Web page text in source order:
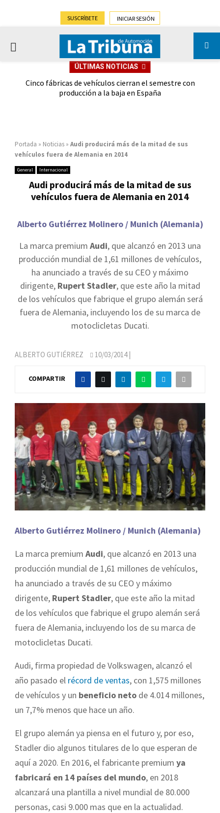
SUSCRÍBETE INICIAR SESIÓN
PRIMARY
ÚLTIMAS NOTICIAS
Cinco fábricas de vehículos cierran el semestre con
producción a la baja en España
Portada » Noticias » Audi producirá más de la mitad de sus
vehículos fuera de Alemania en 2014
General Internacional
Audi producirá más de la mitad de sus
vehículos fuera de Alemania en 2014
Alberto Gutiérrez Molinero / Munich (Alemania)
La marca premium Audi, que alcanzó en 2013 una
producción mundial de 1,61 millones de vehículos,
ha anunciado a través de su CEO y máximo
dirigente, Rupert Stadler, que este año la mitad
de los vehículos que fabrique el grupo alemán será
fuera de Alemania, incluyendo los de su marca de
motoclicletas Ducati.
ALBERTO GUTIÉRREZ 10/03/2014|
COMPARTIR
Alberto Gutiérrez Molinero / Munich (Alemania)
La marca premium Audi, que alcanzó en 2013 una
producción mundial de 1,61 millones de vehículos,
ha anunciado a través de su CEO y máximo
dirigente, Rupert Stadler, que este año la mitad
de los vehículos que fabrique el grupo alemán será
fuera de Alemania, incluyendo los de su marca de
motoclicletas Ducati.
Audi, firma propiedad de Volkswagen, alcanzó el
año pasado el récord de ventas, con 1,575 millones
de vehículos y un beneficio neto de 4.014 millones,
un 7,7% menos que hace un año.
El grupo alemán ya piensa en el futuro y, por eso,
Stadler dio algunos titulares de lo que esperan de
aquí a 2020. En 2016, el fabricante premium ya
fabricará en 14 países del mundo, en 2018
alcanzará una plantilla a nivel mundial de 80.000
personas, casi 9.000 mas que en la actualidad.